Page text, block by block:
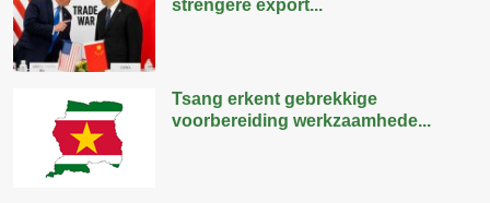
strengere export...
Tsang erkent gebrekkige
voorbereiding werkzaamhede...